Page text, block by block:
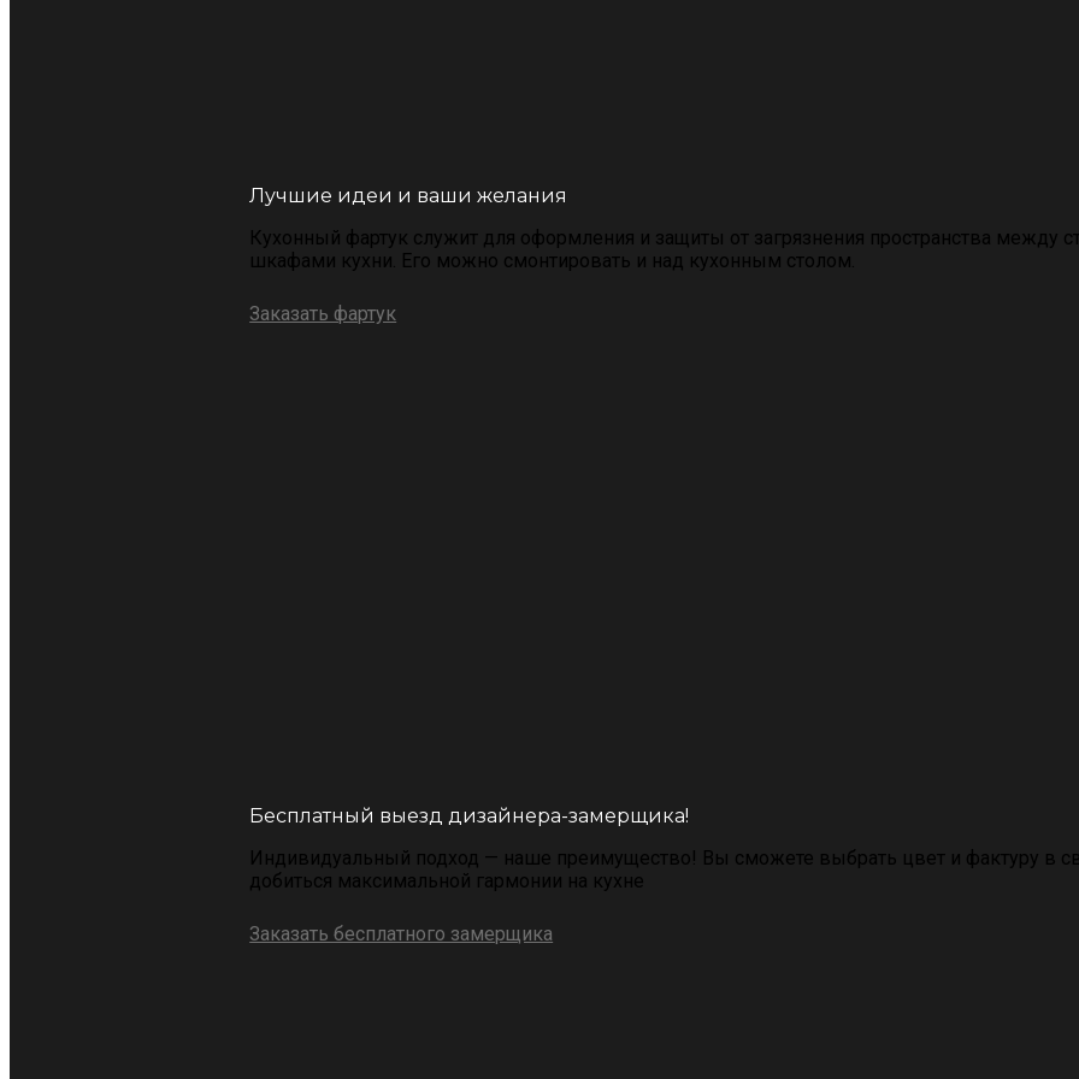
Лучшие идеи и ваши желания
Кухонный фартук служит для оформления и защиты от загрязнения пространства между
шкафами кухни. Его можно смонтировать и над кухонным столом.
Заказать фартук
Бесплатный выезд дизайнера-замерщика!
Индивидуальный подход — наше преимущество! Вы сможете выбрать цвет и фактуру в
добиться максимальной гармонии на кухне
Заказать бесплатного замерщика